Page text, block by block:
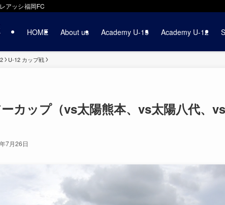
アッシ福岡FC
HOME About us Academy U-15 Academy U-12
U-12 カップ戦
カップ（vs太陽熊本、vs太陽八代、
7月26日